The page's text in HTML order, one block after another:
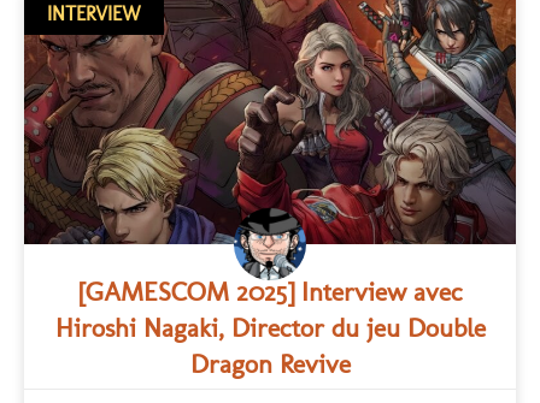
INTERVIEW
[GAMESCOM 2025] Interview avec
Hiroshi Nagaki, Director du jeu Double
Dragon Revive